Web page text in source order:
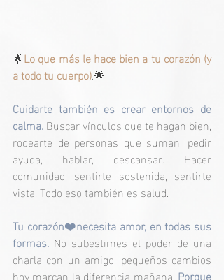
🌟Lo que más le hace bien a tu corazón (y
a todo tu cuerpo).🌟
Cuidarte también es crear entornos de
calma. Buscar vínculos que te hagan bien,
rodearte de personas que suman, pedir
ayuda, hablar, descansar. Hacer
comunidad, sentirte sostenida, sentirte
vista. Todo eso también es salud.
Tu corazón❤️necesita amor, en todas sus
formas. No subestimes el poder de una
charla con un amigo, pequeños cambios
hoy marcan la diferencia mañana. Porque